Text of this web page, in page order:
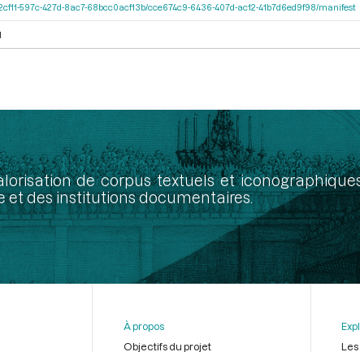
597c-427d-8ac7-68bcc0acf13b/cce674c9-6436-407d-ac12-41b7d6ed9f98/manifest
de corpus textuels et
et des institutions documentaires.
À propos
Objectifs du projet